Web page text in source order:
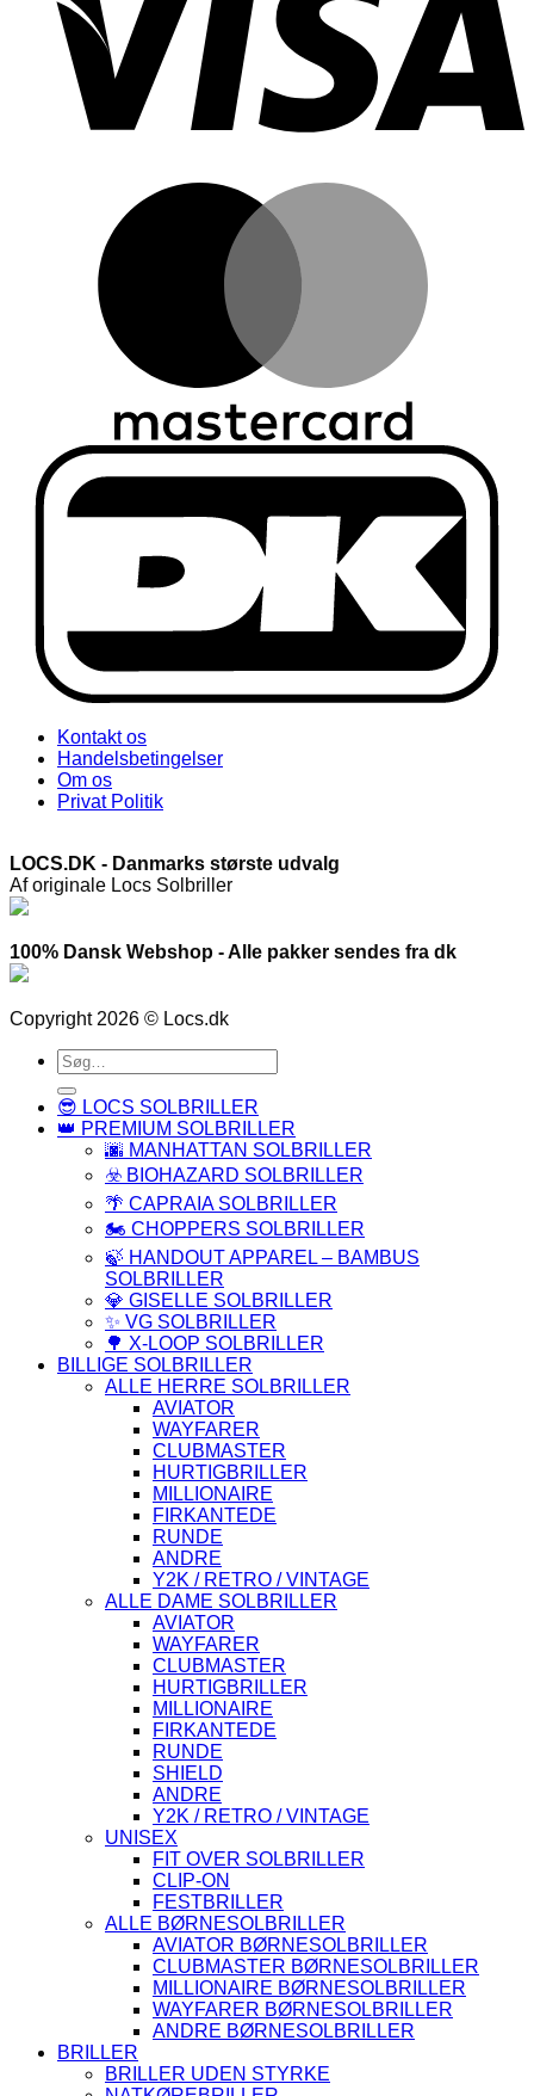
Kontakt os
Handelsbetingelser
Om os
Privat Politik
LOCS.DK - Danmarks største udvalg
Af originale Locs Solbriller
100% Dansk Webshop - Alle pakker sendes fra dk
Copyright 2026 © Locs.dk
Søg
efter:
😎 LOCS SOLBRILLER
👑 PREMIUM SOLBRILLER
🌆 MANHATTAN SOLBRILLER
☣️ BIOHAZARD SOLBRILLER
🌴 CAPRAIA SOLBRILLER
🏍️ CHOPPERS SOLBRILLER
🍃 HANDOUT APPAREL – BAMBUS
SOLBRILLER
💎 GISELLE SOLBRILLER
✨ VG SOLBRILLER
🌳 X-LOOP SOLBRILLER
BILLIGE SOLBRILLER
ALLE HERRE SOLBRILLER
AVIATOR
WAYFARER
CLUBMASTER
HURTIGBRILLER
MILLIONAIRE
FIRKANTEDE
RUNDE
ANDRE
Y2K / RETRO / VINTAGE
ALLE DAME SOLBRILLER
AVIATOR
WAYFARER
CLUBMASTER
HURTIGBRILLER
MILLIONAIRE
FIRKANTEDE
RUNDE
SHIELD
ANDRE
Y2K / RETRO / VINTAGE
UNISEX
FIT OVER SOLBRILLER
CLIP-ON
FESTBRILLER
ALLE BØRNESOLBRILLER
AVIATOR BØRNESOLBRILLER
CLUBMASTER BØRNESOLBRILLER
MILLIONAIRE BØRNESOLBRILLER
WAYFARER BØRNESOLBRILLER
ANDRE BØRNESOLBRILLER
BRILLER
BRILLER UDEN STYRKE